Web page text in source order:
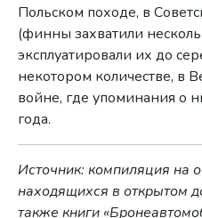
Польском походе, в
(финны захватили
эксплуатировали их до
некотором количестве, в
войне, где упоминания о
года.
Источник: компиляция на
находящихся в открытом
также книги